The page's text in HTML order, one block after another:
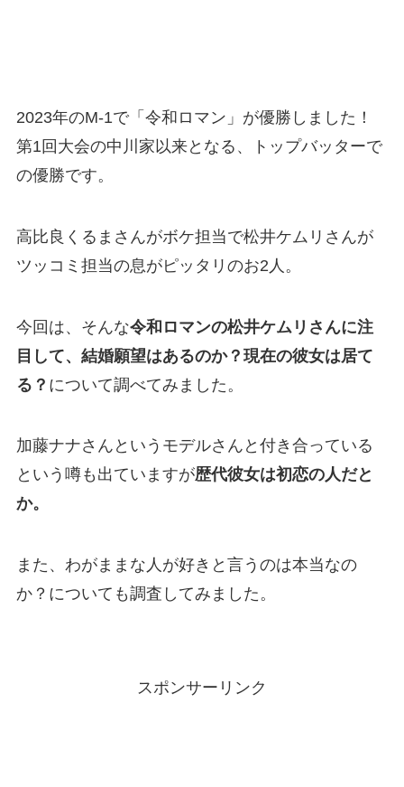
2023年のM-1で「令和ロマン」が優勝しました！
第1回大会の中川家以来となる、トップバッターで
の優勝です。
高比良くるまさんがボケ担当で松井ケムリさんが
ツッコミ担当の息がピッタリのお2人。
今回は、そんな令和ロマンの松井ケムリさんに注
目して、結婚願望はあるのか？現在の彼女は居て
る？ について調べてみました。
加藤ナナさんというモデルさんと付き合っている
という噂も出ていますが歴代彼女は初恋の人だと
か。
また、わがままな人が好きと言うのは本当なの
か？についても調査してみました。
スポンサーリンク